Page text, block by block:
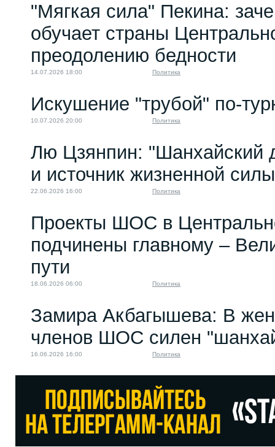
"Мягкая сила" Пекина:
обучает страны
преодолению бедности
14.07.2026 18:00 Политика
Искушение "трубой" по-
10.07.2026 20:00 Политика
Лю Цзянпин: "Шанхайский
и источник жизненной
22.06.2026 16:00 Политика
Проекты ШОС в
подчинены главному –
пути
18.06.2026 06:00 Политика
Замира Акбагышева: В
членов ШОС силен
16.06.2026 16:00 Политика